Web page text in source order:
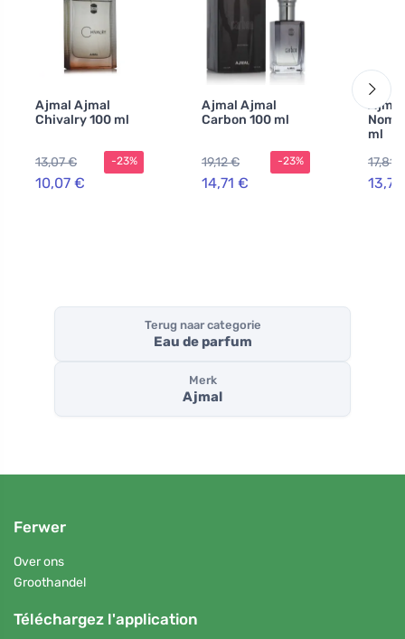
Ajmal Ajmal
Chivalry 100 ml
13,07 €
10,07 €
-23%
Ajmal Ajmal
Carbon 100 ml
19,12 €
14,71 €
-23%
ml
17,81
Terug naar categorie
Eau de parfum
Merk
Ajmal
Ferwer
Over ons
Groothandel
Téléchargez l'application